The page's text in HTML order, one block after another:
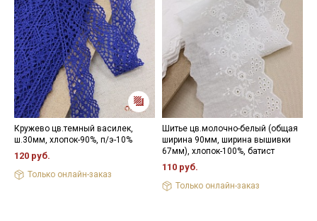
Кружево цв.темный василек,
ш.30мм, хлопок-90%, п/э-10%
120 руб.
Только онлайн-заказ
Шитье цв.молочно-белый (общая
ширина 90мм, ширина вышивки
67мм), хлопок-100%, батист
110 руб.
Только онлайн-заказ